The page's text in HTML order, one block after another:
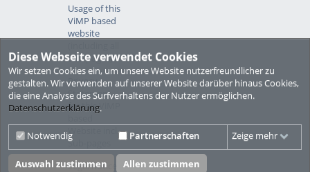
Diese Webseite verwendet Cookies
Wir setzen Cookies ein, um unsere Website nutzerfreundlicher zu
gestalten. Wir verwenden auf unserer Website darüber hinaus Cookies,
die eine Analyse des Surfverhaltens der Nutzer ermöglichen.
Datenschutzerklärung.
Notwendig Partnerschaften Zeige mehr
Auswahl zustimmen Allen zustimmen
Usage of this
ViMP based
website
sub-pages)
Privacy
Statement
for this ViMP
Website incl.
Sub-pages
Legal notice